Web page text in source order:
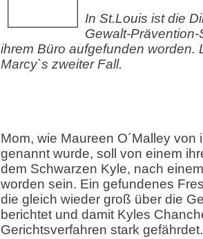
In St.Louis ist die
Gewalt-
ihrem Büro aufgefunden worden.
Marcy`s zweiter Fall.
Mom, wie Maureen O´Malley von
genannt wurde, soll von einem
dem Schwarzen Kyle, nach
worden sein. Ein gefundenes
die gleich wieder groß über die
berichtet und damit Kyles
Gerichtsverfahren stark gefährdet.